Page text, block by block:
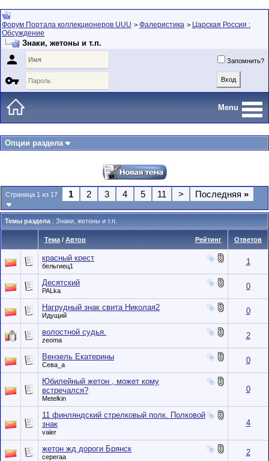
Форум Портала коллекционеров UUU > Фалеристика > Царская Россия :
Обсуждение
Знаки, жетоны и т.п.
 Запомнить?

Menu
Опции раздела
Страница 1 из 17 1 2 3 4 5 11 > Последняя »
Темы раздела : Знаки, жетоны и т.п.
Рейтинг
Тема / Автор Ответов
красный крест
бельгиец1 1
Десятский
PALka 0
Нагрудный знак свита Николая2
Идущий 0
волостной судья.
zeoma 2
Вензель Екатерины
Сева_а 0
Юбилейный жетон , может кому
встречался?
Metelkin
0
11 финляндский стрелковый полк. Полковой
знак
valer
4
жетон жд дороги Брянск
серегаа 2